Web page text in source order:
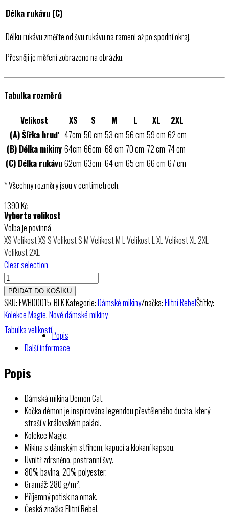
Délka rukávu (C)
Délku rukávu změřte od švu rukávu na rameni až po spodní okraj.
Přesněji je měření zobrazeno na obrázku.
Tabulka rozměrů
Velikost XS S M L XL
2XL
(A) Šířka hruď 47cm 50 cm 53 cm 56 cm 59 cm 62 cm
(B) Délka mikiny 64cm 66cm 68 cm 70 cm 72 cm 74 cm
(C) Délka rukávu62cm 63cm 64 cm 65 cm 66 cm 67 cm
* Všechny rozměry jsou v centimetrech.
1390Kč
Vyberte velikost
Volba je povinná
XSVelikost XSSVelikost SMVelikost ML Velikost L XL Velikost XL 2XL
Velikost 2XL
Clear selection
Dámská
mikina
Demon
Cat
množství
PŘIDAT DO KOŠÍKU
SKU:EWHD0015-BLKKategorie:Dámské mikinyZnačka:Elitní RebelŠtítky:
Kolekce Magie,Nové dámské mikiny
Tabulka velikostíPopis
Další informace
Popis
Dámská mikina Demon Cat.
Kočka démon je inspirována legendou převtěleného ducha, který
straší v královském paláci.
Kolekce Magic.
Mikina s dámským střihem, kapucí a klokaní kapsou.
Uvnitř zdrsněno, postranní švy.
80% bavlna, 20% polyester.
Gramáž: 280 g/m².
Příjemný potisk na omak.
Česká značka Elitní Rebel.